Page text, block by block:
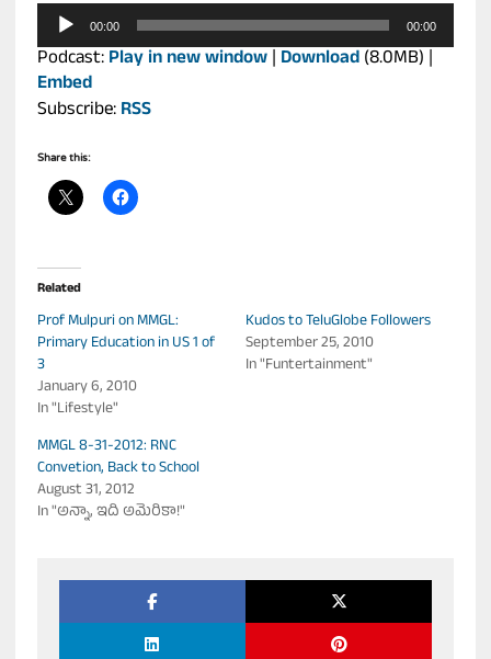
Audio
Player 00:00 00:00
Podcast: Play in new window| Download(8.0MB) |
Embed
Subscribe: RSS
Share this:
Related
Prof Mulpuri on MMGL:
Primary Education in US 1 of
3
January 6, 2010
In "Lifestyle"
Kudos to TeluGlobe Followers
September 25, 2010
In "Funtertainment"
MMGL 8-31-2012: RNC
Convetion, Back to School
August 31, 2012
In "అన్నా, ఇది అమెరికా!"